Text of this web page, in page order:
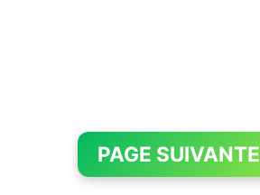
PAGE SUIVANTE